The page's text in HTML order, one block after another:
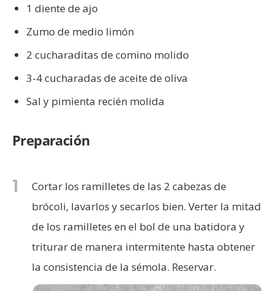
1 diente de ajo
Zumo de medio limón
2 cucharaditas de comino molido
3-4 cucharadas de aceite de oliva
Sal y pimienta recién molida
Preparación
1
Cortar los ramilletes de las 2 cabezas de
brócoli, lavarlos y secarlos bien. Verter la mitad
de los ramilletes en el bol de una batidora y
triturar de manera intermitente hasta obtener
la consistencia de la sémola. Reservar.